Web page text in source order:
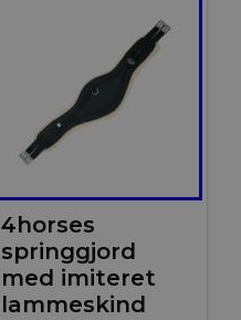
4horses
springgjord
med imiteret
lammeskind